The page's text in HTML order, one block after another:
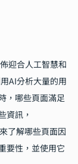
迎合人工智慧和
AI分析大量的用
，哪些頁面滿足
資訊，
了解哪些頁面因
要性，並使用它